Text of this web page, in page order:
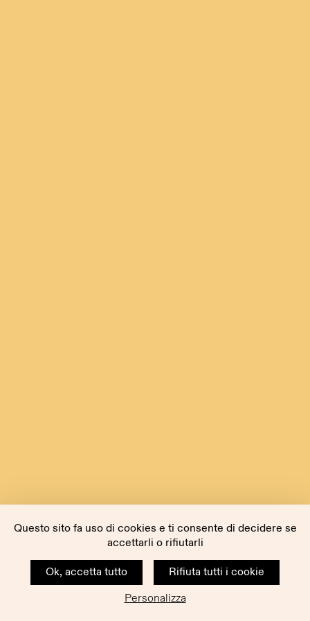
Questo sito fa uso di cookies e ti consente di decidere se
accettarli o rifiutarli
Ok, accetta tutto
Rifiuta tutti i cookie
Personalizza